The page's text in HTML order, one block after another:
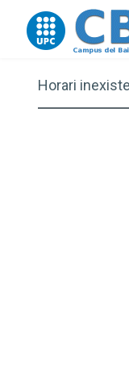
Go to upc.edu
Horari